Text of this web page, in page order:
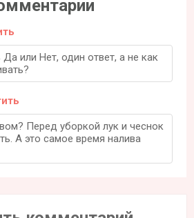
или Нет, один ответ, а не как
Перед уборкой лук и чеснок
А это самое время налива